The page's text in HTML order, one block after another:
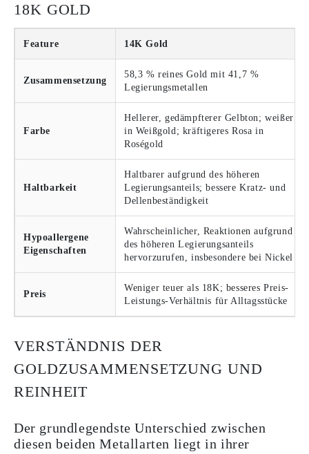
18K GOLD
Feature 14K Gold
Zusammensetzung
58,3 % reines Gold mit 41,7 %
Legierungsmetallen
Farbe
Hellerer, gedämpfterer Gelbton; weißer
in Weißgold; kräftigeres Rosa in
Roségold
Haltbarkeit
Haltbarer aufgrund des höheren
Legierungsanteils; bessere Kratz- und
Dellenbeständigkeit
Hypoallergene
Eigenschaften
Wahrscheinlicher, Reaktionen aufgrund
des höheren Legierungsanteils
hervorzurufen, insbesondere bei Nickel
Preis
Weniger teuer als 18K; besseres Preis-
Leistungs-Verhältnis für Alltagsstücke
VERSTÄNDNIS DER
GOLDZUSAMMENSETZUNG UND
REINHEIT
Der grundlegendste Unterschied zwischen
diesen beiden Metallarten liegt in ihrer